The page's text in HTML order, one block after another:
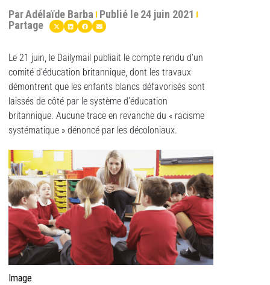
ParAdélaïde Barba Publié le24 juin 2021
Partage
Le 21 juin, le Dailymail publiait le compte rendu d’un
comité d’éducation britannique, dont les travaux
démontrent que les enfants blancs défavorisés sont
laissés de côté par le système d’éducation
britannique. Aucune trace en revanche du « racisme
systématique » dénoncé par les décoloniaux.
Image